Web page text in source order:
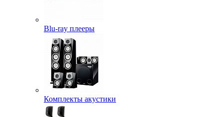
Blu-ray плееры
Комплекты акустики